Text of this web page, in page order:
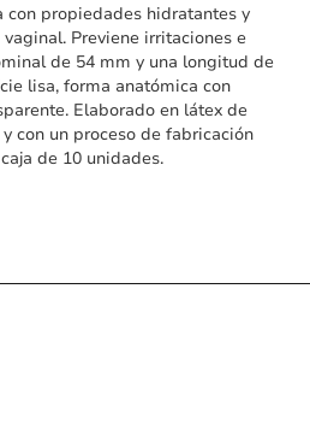
con propiedades hidratantes y
Previene irritaciones e
de 54 mm y una longitud de
lisa, forma anatómica con
Elaborado en látex de
con un proceso de fabricación
de 10 unidades.